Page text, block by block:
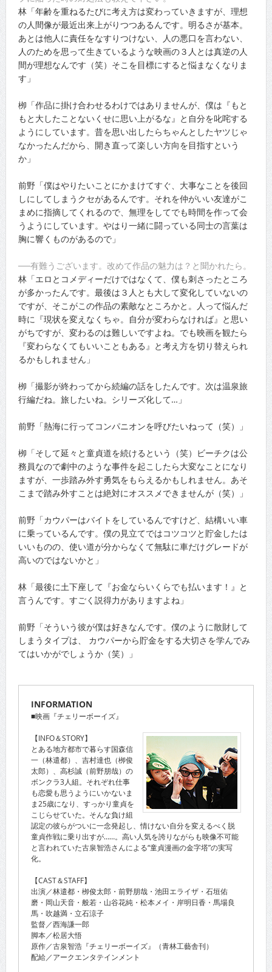
林「年齢を重ねるたびに考え方は変わっていきますが、理想
の人間像が最近出来上がりつつあるんです。明るさが基本。
あとは他人に責任をなすりつけない、人の悪口を言わない、
人のためを思って生きているような映画の３人とは真逆の人
間が理想なんです（笑）そこを目標にすると悩まなくなりま
す」
栁「作品に掛け合わせるわけではありませんが、僕は『もと
もと大したことないくせに思い上がるな』と自分を叱咤する
ようにしています。昔を思い出したらちゃんとしたヤツじゃ
なかったんだから、開き直って楽しい方向を目指すという
か」
前野「僕はやりたいことにかまけてすぐ、大事なことを後回
しにしてしまうクセがあるんです。それを仲がいい友達がこ
まめに指摘してくれるので、無理をしてでも時間を作って会
うようにしています。やはり一緒に闘っている同士の言葉は
胸に響くものがあるので」
──有難うございます。改めて作品の魅力は？と聞かれたら。
林「エロとコメディーだけではなくて、僕も刺さったところ
が多かったんです。最後は３人とも大して変化していないの
ですが、そこがこの作品の素敵なところかと。人って悩んだ
時に『現状を変えなくちゃ。自分が変わらなければ』と思い
がちですが、変わるのは難しいですよね。でも映画を観たら
『変わらなくてもいいこともある』と考え方を切り替えられ
るかもしれません」
栁「撮影が終わってから続編の話をしたんです。次は温泉旅
行編だね。旅したいね。シリーズ化して…」
前野「熱海に行ってコンパニオンを呼びたいねって（笑）」
栁「そして延々と童貞道を続けるという（笑）ビーチクは公
務員なので劇中のような事件を起こしたら大変なことになり
ますが、一歩踏み外す勇気をもらえるかもしれません。あそ
こまで踏み外すことは絶対にオススメできませんが（笑）」
前野「カウパーはバイトをしているんですけど、結構いい車
に乗っているんです。僕の見立てではコツコツと貯金したは
いいものの、使い道が分からなくて無駄に車だけグレードが
高いのではないかと」
林「最後に土下座して『お金ならいくらでも払います！』と
言うんです。すごく説得力がありますよね」
前野「そういう彼が僕は好きなんです。僕のように散財して
しまうタイプは、 カウパーから貯金をする大切さを学んでみ
てはいかがでしょうか（笑）」
INFORMATION
■映画『チェリーボーイズ』
【INFO＆STORY】
とある地方都市で暮らす国森信
一（林遣都）、吉村達也（栁俊
太郎）、高杉誠（前野朋哉）の
ボンクラ3人組。それぞれ仕事
も恋愛も思うようにいかないま
ま25歳になり、すっかり童貞を
こじらせていた。そんな負け組
認定の彼らがついに一念発起し、情けない自分を変えるべく脱
童貞作戦に乗り出すが……。高い人気を誇りながらも映像不可能
と言われていた古泉智浩さんによる“童貞漫画の金字塔”の実写
化。
【CAST＆STAFF】
出演／林遣都・栁俊太郎・前野朋哉・池田エライザ・石垣佑
磨・岡山天音・般若・山谷花純・松本メイ・岸明日香・馬場良
馬・吹越満・立石涼子
監督／西海謙一郎
脚本／松居大悟
原作／古泉智浩『チェリーボーイズ』（青林工藝舎刊）
配給／アークエンタテインメント